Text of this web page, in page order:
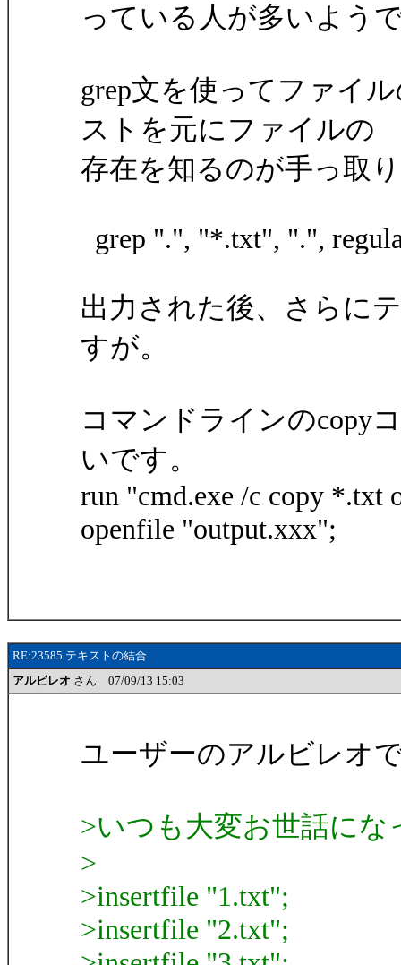
っている人が多いよう
grep文を使ってファイ
ストを元にファイルの
存在を知るのが手っ取
grep ".", "*.txt", ".",
出力された後、さらに
すが。
コマンドラインのcopy
いです。
run "cmd.exe /c copy *.txt
openfile "output.xxx";
RE:23585 テキストの結合
アルビレオ さん 07/09/13 15:03
ユーザーのアルビレオ
>いつも大変お世話にな
>
>insertfile "1.txt";
>insertfile "2.txt";